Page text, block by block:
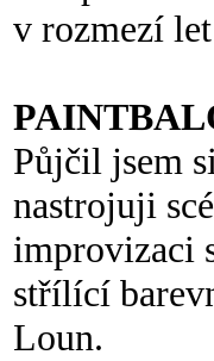
v rozmezí
Půjčil jsem
nastrojuji
improvizaci
střílící
Loun.